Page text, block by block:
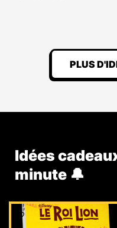
PLUS
Idées
minute 🔔